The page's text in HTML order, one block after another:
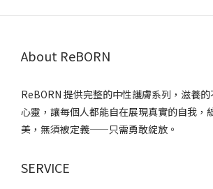
About ReBORN
ReBORN 提供完整的中性護膚系列，滋養
心靈，讓每個人都能自在展現真實的自我，
美，無須被定義——只需勇敢綻放。
SERVICE